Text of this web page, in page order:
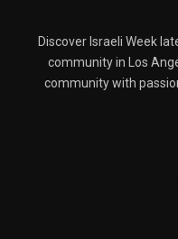
Discover Israeli Week
community in Los
community with